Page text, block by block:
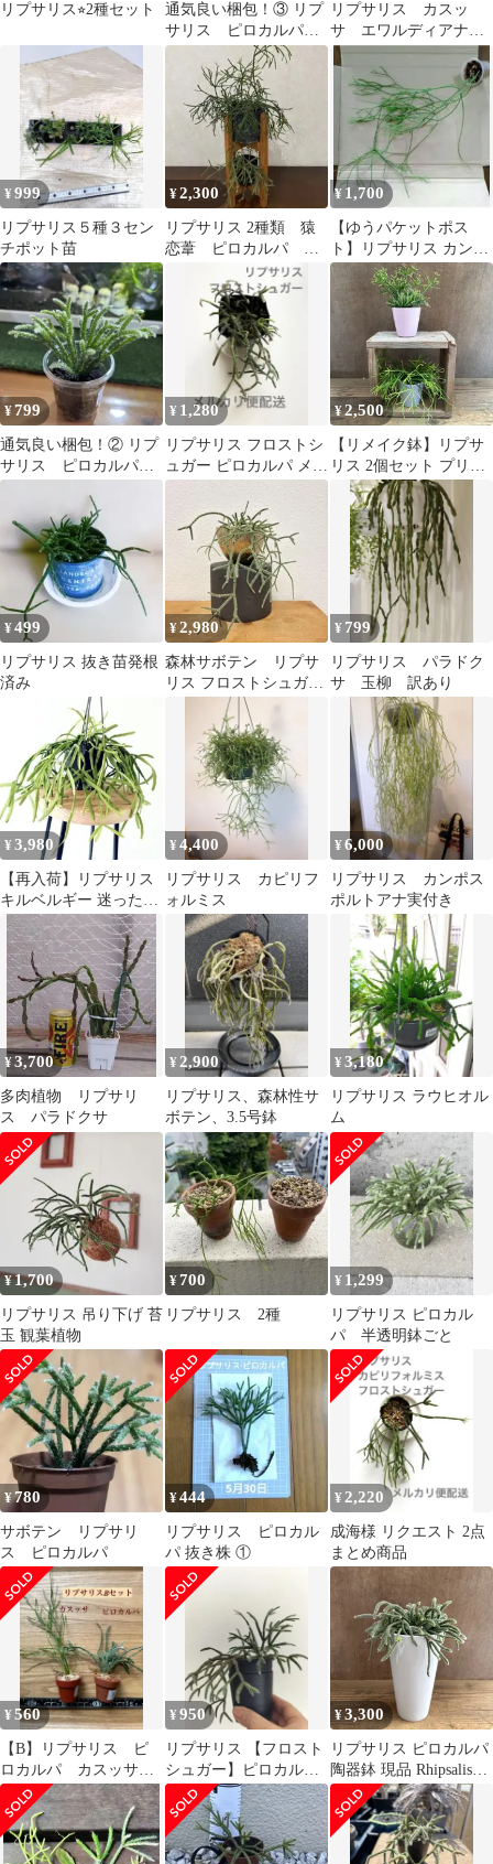
リプサリス⭐︎2種セット
通気良い梱包！③ リプ
サリス ピロカルパ
土植え サボテン
リプサリス カスッ
サ エワルディアナ
プニセオディスカス
ピロカルパ ポットご
¥999
リプサリス５種３セン
チポット苗
¥2,300
リプサリス 2種類 猿
恋葦 ピロカルパ 抜
¥ 1,700
【ゆうパケットポス
ト】リプサリス カンポ
スポルトアナ 森林サボ
テン 観葉植物
¥799
通気良い梱包！② リプ
サリス ピロカルパ
土植え サボテン
¥ 1,280
リプサリス フロストシ
ュガー ピロカルパ メル
カリ便 抜き苗 5〜6株
¥2,500
【リメイク鉢】リプサ
リス 2個セット プリス
マティカ カスッサ
Rhipsalis teres f.
prismatica Rhipsalis
cassutha ピロカルパ 糸
葦 イトアシ 森林サボテ
ン ジャングルサボテン
観葉植物 観葉 多肉植物
多肉
¥499
リプサリス 抜き苗発根
済み
¥2,980
森林サボテン リプサ
リス フロストシュガ
ー ピロカルパ ゴー
ルドの鉢カバー付き
¥ 799
リプサリス パラドク
サ 玉柳 訳あり
¥ 3,980
【再入荷】リプサリス
キルベルギー 迷ったら
これ 森林サボテン
¥4,400
リプサリス カピリフ
ォルミス
¥6,000
リプサリス カンポス
ポルトアナ実付き
¥3,700
多肉植物 リプサリ
ス パラドクサ
¥2,900
リプサリス、森林性サ
ボテン、3.5号鉢
¥3,180
リプサリス ラウヒオル
ム
¥1,700
リプサリス 吊り下げ 苔
玉 観葉植物
¥700
リプサリス 2種
¥ 1,299
リプサリス ピロカル
パ 半透明鉢ごと
¥780
サボテン リプサリ
ス ピロカルパ
¥444
リプサリス ピロカル
パ 抜き株 ①
¥ 2,220
成海様 リクエスト 2点
まとめ商品
¥560
【B】リプサリス ピ
ロカルパ カスッサ
森林サボテン 2個セッ
ト
¥950
リプサリス 【フロスト
シュガー】ピロカルパ
抜き苗
¥3,300
リプサリス ピロカルパ
陶器鉢 現品 Rhipsalis
pilocarpa エリスロリプ
サリス フロストシュガ
ー 朝の霜 髭赤葦 森林
サボテン ジャングルサ